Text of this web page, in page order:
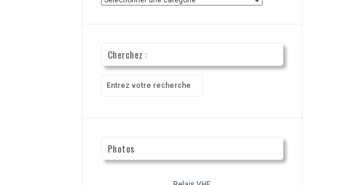
Cherchez :
pour
Photos